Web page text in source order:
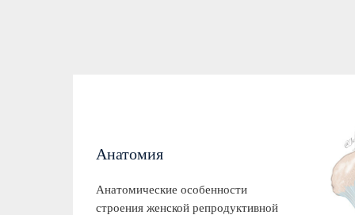
Анатомия
Анатомические особенности
строения женской репродуктивной